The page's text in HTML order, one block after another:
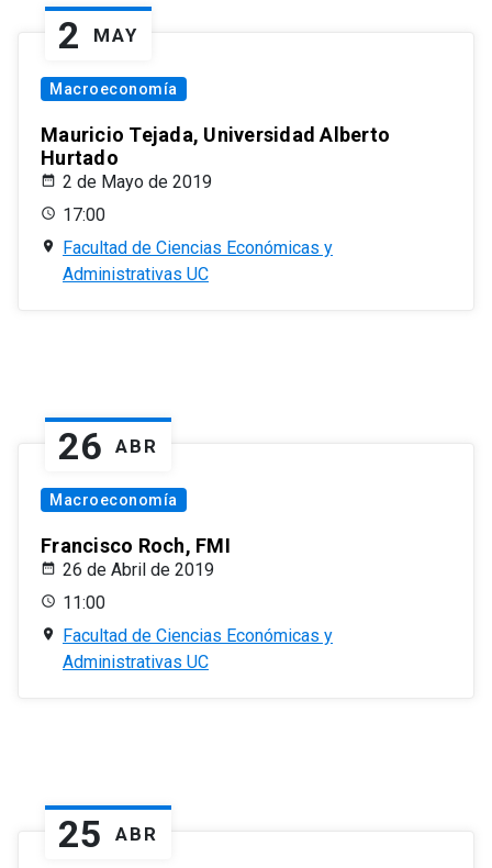
2 MAY
Macroeconomía
Mauricio Tejada, Universidad Alberto
Hurtado
2 de Mayo de 2019
17:00
Facultad de Ciencias Económicas y
Administrativas UC
26 ABR
Macroeconomía
Francisco Roch, FMI
26 de Abril de 2019
11:00
Facultad de Ciencias Económicas y
Administrativas UC
25 ABR